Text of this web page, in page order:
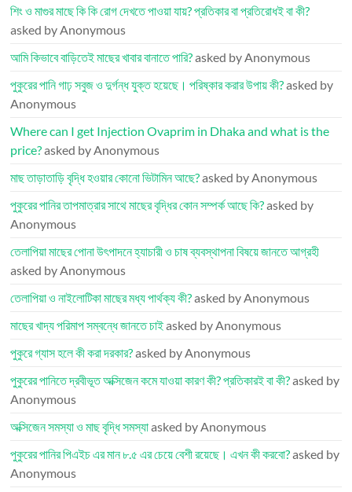
শিং ও মাগুর মাছে কি কি রোগ দেখতে পাওয়া যায়? প্রতিকার বা প্রতিরোধই বা কী?
asked by Anonymous
আমি কিভাবে বাড়িতেই মাছের খাবার বানাতে পারি?asked by Anonymous
পুকুরের পানি গাঢ় সবুজ ও দুর্গন্ধ যুক্ত হয়েছে। পরিষ্কার করার উপায় কী?asked by
Anonymous
Where can I get Injection Ovaprim in Dhaka and what is the
price?asked by Anonymous
মাছ তাড়াতাড়ি বৃদ্ধি হওয়ার কোনো ভিটামিন আছে?asked by Anonymous
পুকুরের পানির তাপমাত্রার সাথে মাছের বৃদ্ধির কোন সম্পর্ক আছে কি?asked by
Anonymous
তেলাপিয়া মাছের পোনা উৎপাদনে হ্যাচারী ও চাষ ব্যবস্থাপনা বিষয়ে জানতে আগ্রহী
asked by Anonymous
তেলাপিয়া ও নাইলোটিকা মাছের মধ্য পার্থক্য কী?asked by Anonymous
মাছের খাদ্য পরিমাপ সম্বন্ধে জানতে চাইasked by Anonymous
পুকুরে গ্যাস হলে কী করা দরকার?asked by Anonymous
পুকুরের পানিতে দ্রবীভূত অক্সিজেন কমে যাওয়া কারণ কী? প্রতিকারই বা কী?asked by
Anonymous
অক্সিজেন সমস্যা ও মাছ বৃদ্ধি সমস্যাasked by Anonymous
পুকুরের পানির পিএইচ এর মান ৮.৫ এর চেয়ে বেশী রয়েছে। এখন কী করবো?asked by
Anonymous